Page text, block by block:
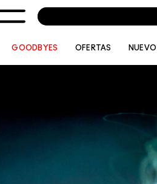
GOODBYES OFERTAS NUEVO